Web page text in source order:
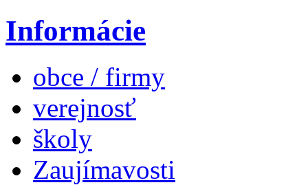
Informácie
obce / firmy
verejnosť
školy
Zaujímavosti